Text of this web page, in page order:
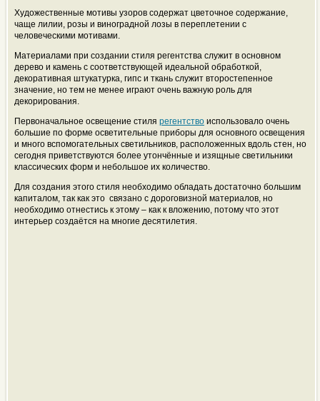
Художественные мотивы узоров содержат цветочное содержание,
чаще лилии, розы и виноградной лозы в переплетении с
человеческими мотивами.
Материалами при создании стиля регентства служит в основном
дерево и камень с соответствующей идеальной обработкой,
декоративная штукатурка, гипс и ткань служит второстепенное
значение, но тем не менее играют очень важную роль для
декорирования.
Первоначальное освещение стиля регентствоиспользовало очень
большие по форме осветительные приборы для основного освещения
и много вспомогательных светильников, расположенных вдоль стен, но
сегодня приветствуются более утончённые и изящные светильники
классических форм и небольшое их количество.
Для создания этого стиля необходимо обладать достаточно большим
капиталом, так как это связано с дороговизной материалов, но
необходимо отнестись к этому – как к вложению, потому что этот
интерьер создаётся на многие десятилетия.